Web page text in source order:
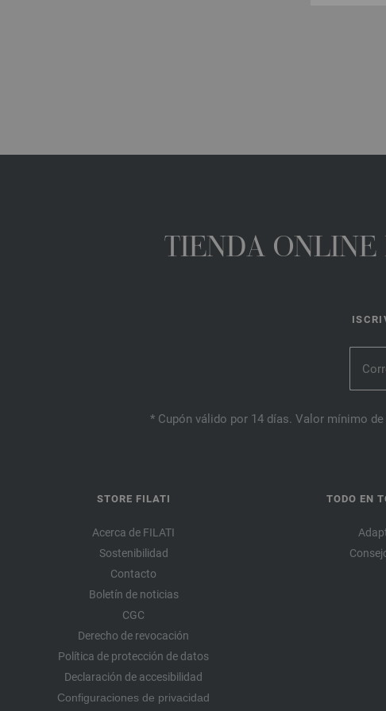
TIENDA ONLINE
* Cupón válido por 14 días. Valor mínimo
STORE FILATI
Acerca de FILATI
Sostenibilidad
Contacto
Boletín de noticias
CGC
Derecho de revocación
Política de protección de datos
Declaración de accesibilidad
Configuraciones de privacidad
TODO EN